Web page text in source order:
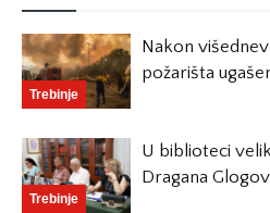
Trebinje
Nakon
požarišta
Trebinje
U biblioteci
Dragana